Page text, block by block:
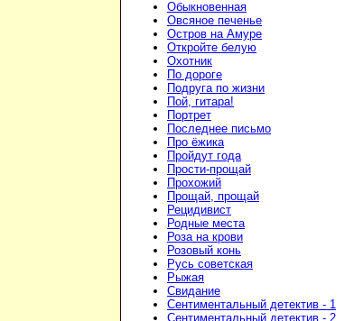
Обыкновенная
Овсяное печенье
Остров на Амуре
Откройте белую
Охотник
По дороге
Подруга по жизни
Пой, гитара!
Портрет
Последнее письмо
Про ёжика
Пройдут года
Прости-прощай
Прохожий
Прощай, прощай
Рецидивист
Родные места
Роза на крови
Розовый конь
Русь советская
Рыжая
Свидание
Сентиментальный детектив - 1
Сентиментальный детектив - 2